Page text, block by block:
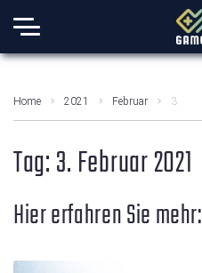
Home 2021 Februar 3
Tag:3. Februar 2021
Hier erfahren Sie mehr: